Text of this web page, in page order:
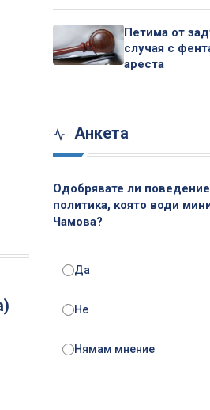
Петима от
случая с
ареста
Анкета
Одобрявате ли
политика, която води
Чамова?
Да
Не
Нямам мнение